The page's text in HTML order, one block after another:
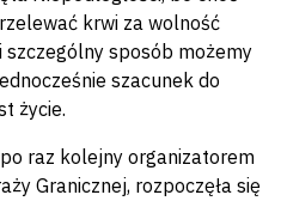
krwi za wolność
szczególny sposób możemy
szacunek do
życie.
raz kolejny organizatorem
Granicznej, rozpoczęła się